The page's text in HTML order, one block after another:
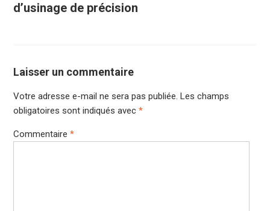
d’usinage de précision
Laisser un commentaire
Votre adresse e-mail ne sera pas publiée. Les champs
obligatoires sont indiqués avec *
Commentaire *